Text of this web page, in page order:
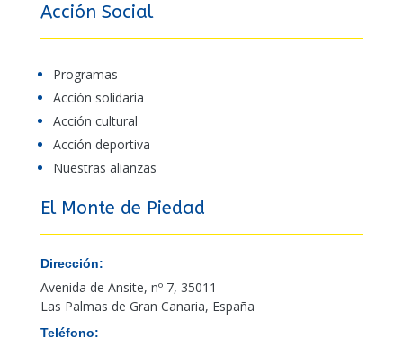
Acción Social
Programas
Acción solidaria
Acción cultural
Acción deportiva
Nuestras alianzas
El Monte de Piedad
Dirección:
Avenida de Ansite, nº 7, 35011
Las Palmas de Gran Canaria, España
Teléfono: